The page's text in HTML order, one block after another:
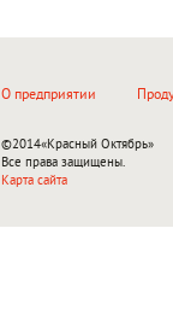
О предприятии
©2014«Красный Октябрь»
Все права защищены.
Карта сайта